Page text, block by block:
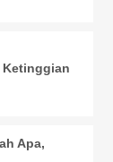
Ketinggian
Apa,